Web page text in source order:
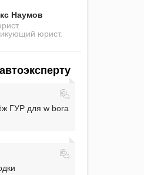
Наумов
юрист.
ГУР для w bora